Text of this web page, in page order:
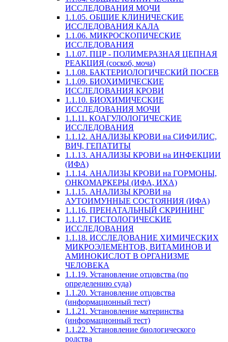
ИССЛЕДОВАНИЯ МОЧИ
1.1.05. ОБЩИЕ КЛИНИЧЕСКИЕ
ИССЛЕДОВАНИЯ КАЛА
1.1.06. МИКРОСКОПИЧЕСКИЕ
ИССЛЕДОВАНИЯ
1.1.07. ПЦР - ПОЛИМЕРАЗНАЯ ЦЕПНАЯ
РЕАКЦИЯ (соскоб, моча)
1.1.08. БАКТЕРИОЛОГИЧЕСКИЙ ПОСЕВ
1.1.09. БИОХИМИЧЕСКИЕ
ИССЛЕДОВАНИЯ КРОВИ
1.1.10. БИОХИМИЧЕСКИЕ
ИССЛЕДОВАНИЯ МОЧИ
1.1.11. КОАГУЛОЛОГИЧЕСКИЕ
ИССЛЕДОВАНИЯ
1.1.12. АНАЛИЗЫ КРОВИ на СИФИЛИС,
ВИЧ, ГЕПАТИТЫ
1.1.13. АНАЛИЗЫ КРОВИ на ИНФЕКЦИИ
(ИФА)
1.1.14. АНАЛИЗЫ КРОВИ на ГОРМОНЫ,
ОНКОМАРКЕРЫ (ИФА, ИХА)
1.1.15. АНАЛИЗЫ КРОВИ на
АУТОИМУННЫЕ СОСТОЯНИЯ (ИФА)
1.1.16. ПРЕНАТАЛЬНЫЙ СКРИНИНГ
1.1.17. ГИСТОЛОГИЧЕСКИЕ
ИССЛЕДОВАНИЯ
1.1.18. ИССЛЕДОВАНИЕ ХИМИЧЕСКИХ
МИКРОЭЛЕМЕНТОВ, ВИТАМИНОВ И
АМИНОКИСЛОТ В ОРГАНИЗМЕ
ЧЕЛОВЕКА
1.1.19. Установление отцовства (по
определению суда)
1.1.20. Установление отцовства
(информационный тест)
1.1.21. Установление материнства
(информационный тест)
1.1.22. Установление биологического
родства